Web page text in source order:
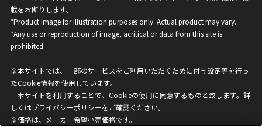
載をお断りします。
*Product image for illustration purposes only. Actual product may vary.
*Any use or reproduction of image, acritical or data from this site is
prohibited.
※本サイトでは、一部のサービスをご利用いただくために付与設定等を行っ
たCookie情報を使用しています。
本サイトを利用することで、Cookieの使用に同意するものと致します。詳
しくはプライバシーポリシーをご確認ください。
※価格は、メーカー希望小売価格です。